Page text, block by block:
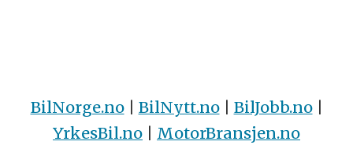
BilNorge.no| BilNytt.no| BilJobb.no|
YrkesBil.no | MotorBransjen.no